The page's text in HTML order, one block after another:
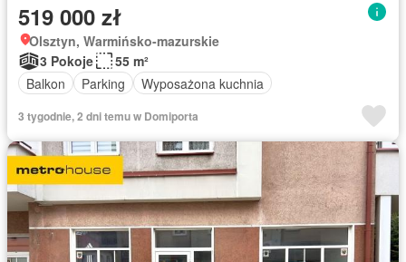
519 000 zł
Olsztyn, Warmińsko-mazurskie
3 Pokoje
55 m²
Balkon
Parking Wyposażona kuchnia
3 tygodnie, 2 dni temu w Domiporta